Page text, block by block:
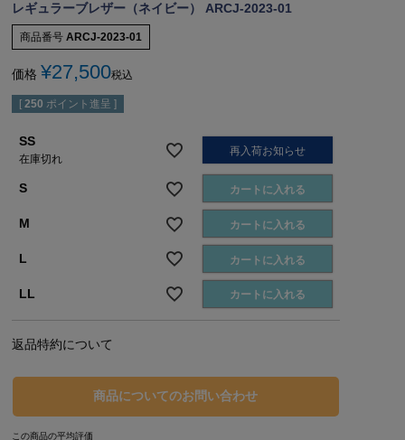
レギュラーブレザー（ネイビー） ARCJ-2023-01
商品番号 ARCJ-2023-01
価格 ¥27,500税込
[ 250 ポイント進呈 ]
SS
在庫切れ
再入荷お知らせ
S カートに入れる
M カートに入れる
L カートに入れる
LL カートに入れる
返品特約について
商品についてのお問い合わせ